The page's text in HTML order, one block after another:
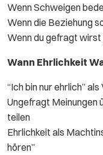
Wenn Schweigen
Wenn die Beziehung
Wenn du gefragt
Wann Ehrlichkeit
“Ich bin nur ehrlich”
Ungefragt Meinungen
teilen
Ehrlichkeit als
hören”